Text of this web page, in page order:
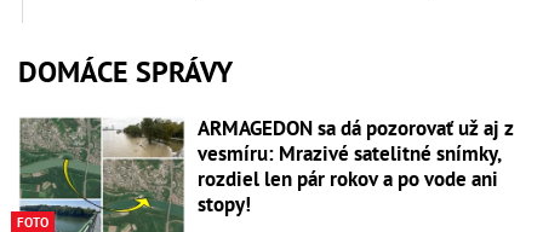
DOMÁCE SPRÁVY
FOTO
ARMAGEDON sa dá pozorovať už aj z
vesmíru: Mrazivé satelitné snímky,
rozdiel len pár rokov a po vode ani
stopy!